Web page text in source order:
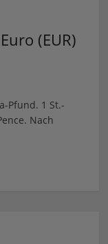
(EUR)
Pfund. 1 St.-
Nach